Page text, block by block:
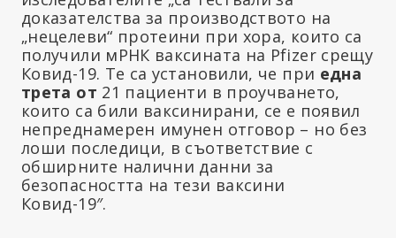
доказателства за производството на
„нецелеви“ протеини при хора, които са
получили мРНК ваксината на Pfizer срещу
Ковид-19. Те са установили, че при една
трета от 21 пациенти в проучването,
които са били ваксинирани, се е появил
непреднамерен имунен отговор – но без
лоши последици, в съответствие с
обширните налични данни за
безопасността на тези ваксини
Ковид-19″.